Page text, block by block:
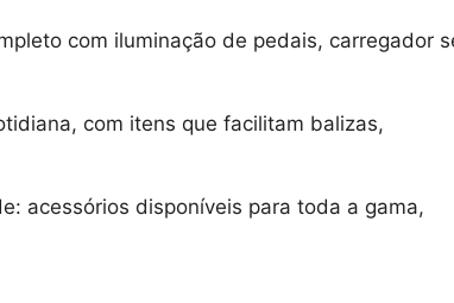
com iluminação de pedais, carregador
com itens que facilitam balizas,
acessórios disponíveis para toda a gama,